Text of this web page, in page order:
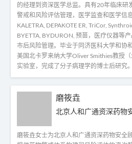
的经理到资深医学总监。具有20年临床研
警戒和风险评估管理，医学监查和医学信
KALETRA, DEPAKOTE ER, TriCor,
BYETTA, BYDURON, 预苗，医疗仪器等
市后风险管理。毕业于同济医科大学和协
美国北卡罗来纳大学Oliver Smithies教授
实验室，完成了分子病理学的博士后研究。
磨筱垚
北京人和广通资深药物
磨筱垚女士为北京人和广通资深药物安全